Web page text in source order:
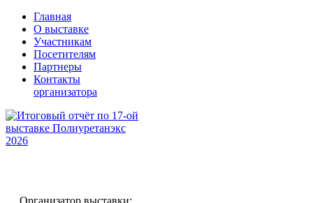
Главная
О выставке
Участникам
Посетителям
Партнеры
Контакты
организатора